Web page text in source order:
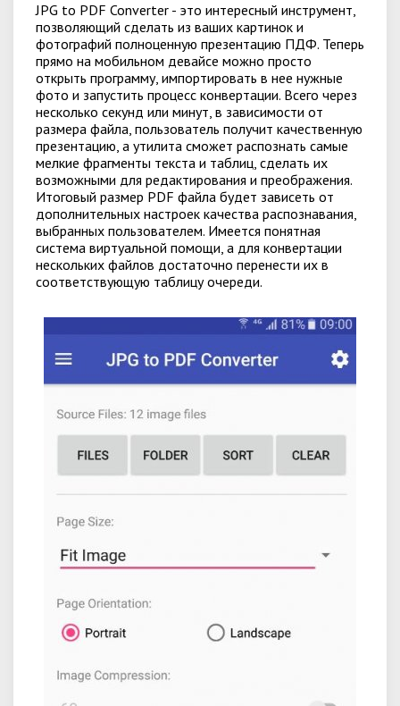
JPG to PDF Converter - это интересный инструмент,
позволяющий сделать из ваших картинок и
фотографий полноценную презентацию ПДФ. Теперь
прямо на мобильном девайсе можно просто
открыть программу, импортировать в нее нужные
фото и запустить процесс конвертации. Всего через
несколько секунд или минут, в зависимости от
размера файла, пользователь получит качественную
презентацию, а утилита сможет распознать самые
мелкие фрагменты текста и таблиц, сделать их
возможными для редактирования и преображения.
Итоговый размер PDF файла будет зависеть от
дополнительных настроек качества распознавания,
выбранных пользователем. Имеется понятная
система виртуальной помощи, а для конвертации
нескольких файлов достаточно перенести их в
соответствующую таблицу очереди.